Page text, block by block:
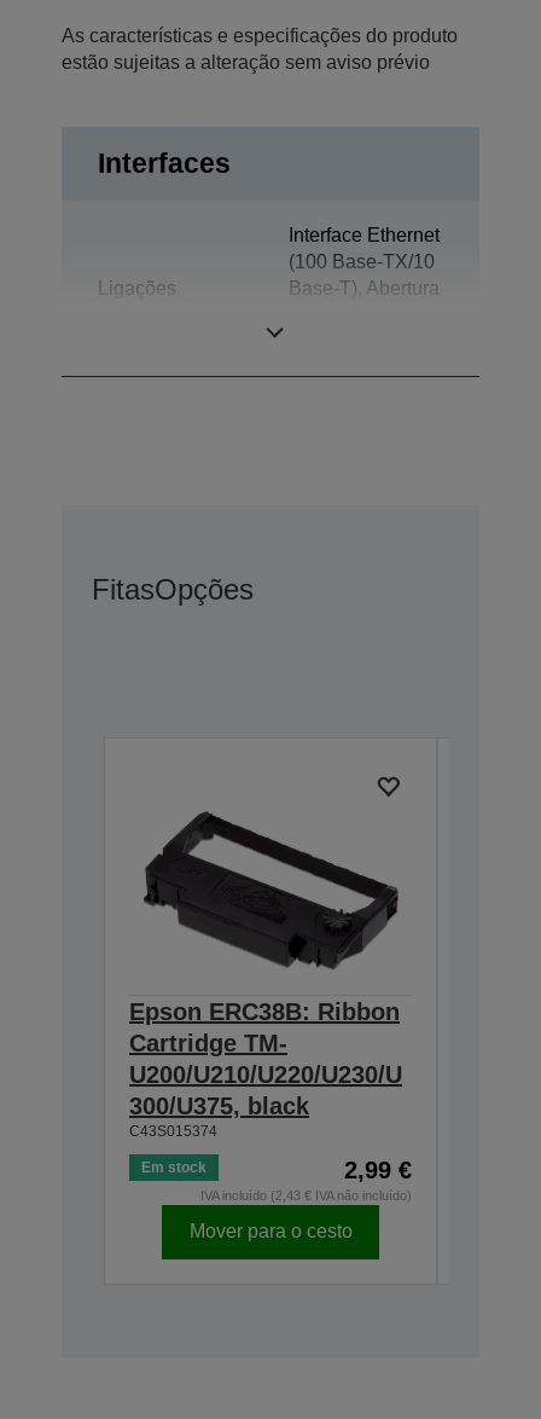
As características e especificações do produto
estão sujeitas a alteração sem aviso prévio
Interfaces
Ligações
Interface Ethernet
(100 Base-TX/10
Base-T), Abertura
FitasOpções
Epson ERC38B: Ribbon
Cartridge TM-
U200/U210/U220/U230/U
300/U375, black
C43S015374
Em stock 2,99 €
IVA incluído (2,43 € IVA não incluído)
Mover para o cesto